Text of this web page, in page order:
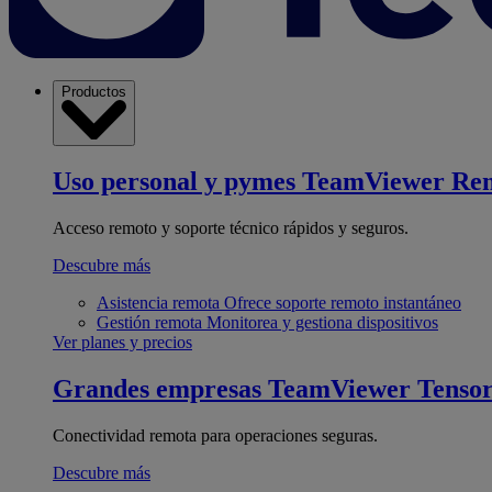
Productos
Uso personal y pymes TeamViewer
Acceso remoto y soporte técnico rápidos y seguros.
Descubre más
Asistencia remota Ofrece soporte remoto instantáneo
Gestión remota Monitorea y gestiona dispositivos
Ver planes y precios
Grandes empresas TeamViewer Tensor
Conectividad remota para operaciones seguras.
Descubre más